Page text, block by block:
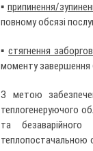
▪ припинення/
повному обсязі
▪стягнення
моменту завершення
З метою
теплогенеруючого
та безаварійного
теплопостачальною